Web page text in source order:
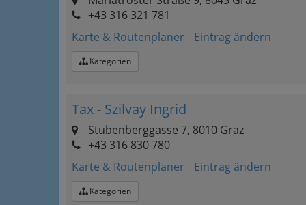
+43 316 321 781
Karte & Routenplaner
Eintrag ändern
Kategorien
Tax - Szilvay Ingrid
Stubenberggasse 7, 8010 Graz
+43 316 830 780
Karte & Routenplaner
Eintrag ändern
Kategorien